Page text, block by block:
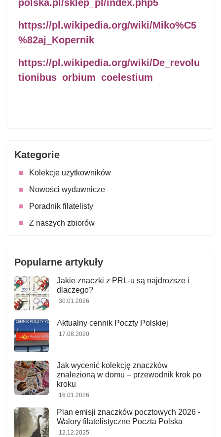
polska.pl/sklep_pl/index.php5
https://pl.wikipedia.org/wiki/Miko%C5
%82aj_Kopernik
https://pl.wikipedia.org/wiki/De_revolu
tionibus_orbium_coelestium
Kategorie
Kolekcje użytkowników
Nowości wydawnicze
Poradnik filatelisty
Z naszych zbiorów
Popularne artykuły
Jakie znaczki z PRL-u są najdroższe i
dlaczego?
30.01.2026
Aktualny cennik Poczty Polskiej
17.08.2020
Jak wycenić kolekcję znaczków
znalezioną w domu – przewodnik krok po
kroku
16.01.2026
Plan emisji znaczków pocztowych 2026 -
Walory filatelistyczne Poczta Polska
12.12.2025